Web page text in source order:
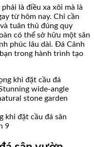
là điều xa xôi mà là
từ hôm nay. Chỉ cần
tuân thủ đúng quy
có thể sở hữu một sân
phúc lâu dài. Đá Cảnh
trong hành trình tạo
khi đặt cầu đá sân
9